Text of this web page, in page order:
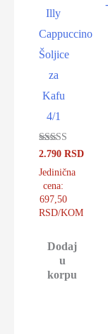
Illy
Cappuccino
Šoljice
za
Kafu
4/1
Ocenjeno sa
od 5
2.790RSD
Jedinična
cena:
697,50
RSD/KOM
Dodaj
u
korpu